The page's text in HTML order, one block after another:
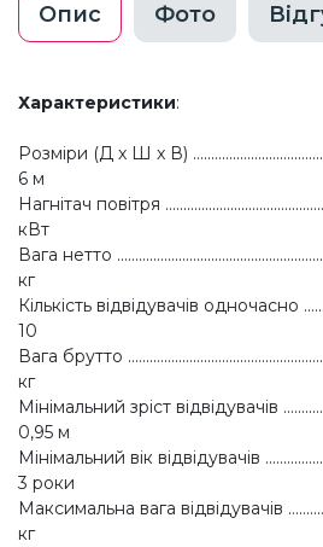
Опис Фото
Характеристики:
Розміри (Д x Ш x В)
6 м
Нагнітач повітря
кВт
Вага нетто
кг
Кількість відвідувачів одночасно
10
Вага брутто
кг
Мінімальний зріст відвідувачів
0,95 м
Мінімальний вік відвідувачів
3 роки
Максимальна вага відвідувачів
кг